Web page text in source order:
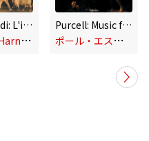
Monteverdi: L'incoronazione di Poppea, SV 308
N
ikolaus Harnoncourt, Concentus Musicus Wien, Cathy Berberian, Elisabeth Söderström, Helen Donath, Kurt Equiluz, Paul Esswood, Philip Langridge
Purcell: Music for a While & Other Songs
ポ
ール・エスウッド